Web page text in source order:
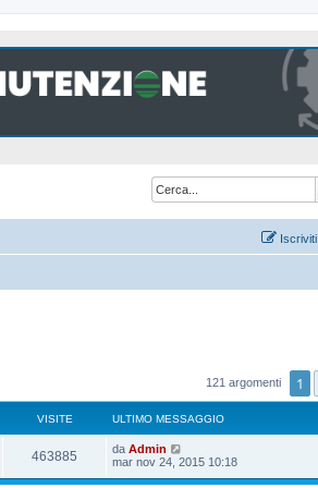
Iscriviti
121 argomenti 1
VISITE ULTIMO MESSAGGIO
463885
i
U
l
da Admin
mar nov 24, 2015 10:18